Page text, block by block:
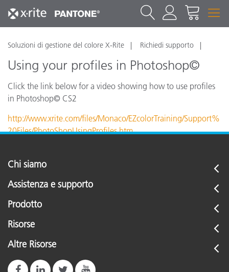
Soluzioni di gestione del colore X-Rite Richiedi supporto
Using your profiles in Photoshop©
Click the link below for a video showing how to use profiles
in Photoshop© CS2
http://www.xrite.com/files/Monaco/EZcolorTraining/Support%
20Files/PhotoShopUsingProfiles.htm
Chi siamo
Assistenza e supporto
Prodotto
Risorse
Altre Risorse